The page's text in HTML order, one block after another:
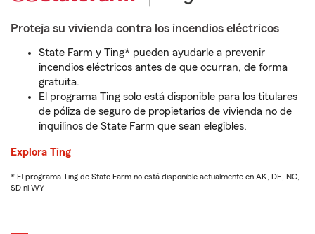
Proteja su vivienda contra los incendios eléctricos
State Farm y Ting* pueden ayudarle a prevenir
incendios eléctricos antes de que ocurran, de forma
gratuita.
El programa Ting solo está disponible para los titulares
de póliza de seguro de propietarios de vivienda no de
inquilinos de State Farm que sean elegibles.
Explora Ting
* El programa Ting de State Farm no está disponible actualmente en AK, DE, NC,
SD ni WY